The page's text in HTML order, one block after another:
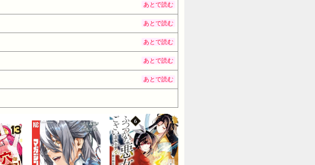
あとで読む
あとで読む
あとで読む
あとで読む
あとで読む